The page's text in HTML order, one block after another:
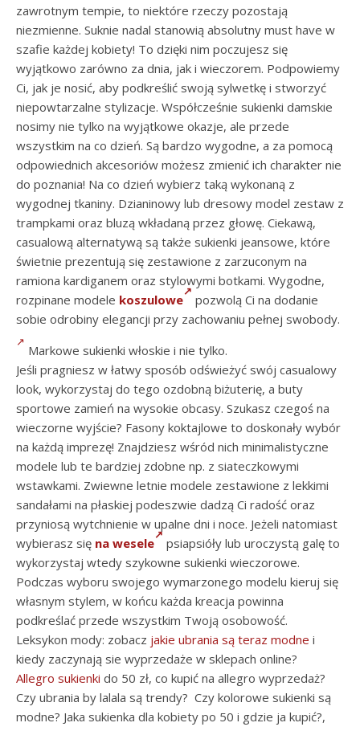
zawrotnym tempie, to niektóre rzeczy pozostają
niezmienne. Suknie nadal stanowią absolutny must have w
szafie każdej kobiety! To dzięki nim poczujesz się
wyjątkowo zarówno za dnia, jak i wieczorem. Podpowiemy
Ci, jak je nosić, aby podkreślić swoją sylwetkę i stworzyć
niepowtarzalne stylizacje. Współcześnie sukienki damskie
nosimy nie tylko na wyjątkowe okazje, ale przede
wszystkim na co dzień. Są bardzo wygodne, a za pomocą
odpowiednich akcesoriów możesz zmienić ich charakter nie
do poznania! Na co dzień wybierz taką wykonaną z
wygodnej tkaniny. Dzianinowy lub dresowy model zestaw z
trampkami oraz bluzą wkładaną przez głowę. Ciekawą,
casualową alternatywą są także sukienki jeansowe, które
świetnie prezentują się zestawione z zarzuconym na
ramiona kardiganem oraz stylowymi botkami. Wygodne,
rozpinane modele koszulowe
pozwolą Ci na dodanie
sobie odrobiny elegancji przy zachowaniu pełnej swobody.
Markowe sukienki włoskie i nie tylko.
Jeśli pragniesz w łatwy sposób odświeżyć swój casualowy
look, wykorzystaj do tego ozdobną biżuterię, a buty
sportowe zamień na wysokie obcasy. Szukasz czegoś na
wieczorne wyjście? Fasony koktajlowe to doskonały wybór
na każdą imprezę! Znajdziesz wśród nich minimalistyczne
modele lub te bardziej zdobne np. z siateczkowymi
wstawkami. Zwiewne letnie modele zestawione z lekkimi
sandałami na płaskiej podeszwie dadzą Ci radość oraz
przyniosą wytchnienie w upalne dni i noce. Jeżeli natomiast
wybierasz się na wesele
psiapsióły lub uroczystą galę to
wykorzystaj wtedy szykowne sukienki wieczorowe.
Podczas wyboru swojego wymarzonego modelu kieruj się
własnym stylem, w końcu każda kreacja powinna
podkreślać przede wszystkim Twoją osobowość.
Leksykon mody: zobacz jakie ubrania są teraz modne i
kiedy zaczynają sie wyprzedaże w sklepach online?
Allegro sukienki do 50 zł, co kupić na allegro wyprzedaż?
Czy ubrania by lalala są trendy? Czy kolorowe sukienki są
modne? Jaka sukienka dla kobiety po 50 i gdzie ja kupić?,